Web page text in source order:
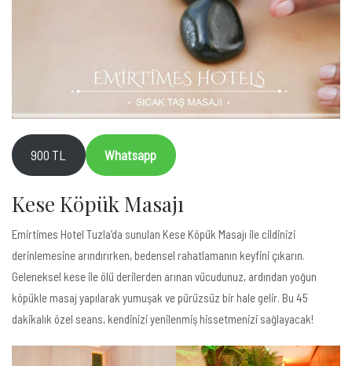
900 TL Whatsapp
Kese Köpük Masajı
Emirtimes Hotel Tuzla’da sunulan Kese Köpük Masajı ile cildinizi
derinlemesine arındırırken, bedensel rahatlamanın keyfini çıkarın.
Geleneksel kese ile ölü derilerden arınan vücudunuz, ardından yoğun
köpükle masaj yapılarak yumuşak ve pürüzsüz bir hale gelir. Bu 45
dakikalık özel seans, kendinizi yenilenmiş hissetmenizi sağlayacak!